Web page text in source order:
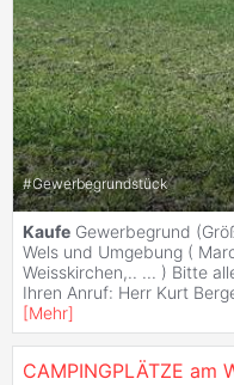
#Gewerbegrundstück
Kaufe Gewerbegrund
Wels und Umgebung (
Weisskirchen,.. ... ) Bitte
Ihren Anruf: Herr Kurt
[Mehr]
CAMPINGPLÄTZE am